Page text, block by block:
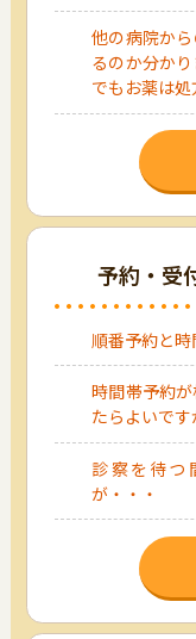
他の病院か
るのか分か
でもお薬は
予約・受
順番予約と
時間帯予約
たらよいです
診察を待つ
が・・・